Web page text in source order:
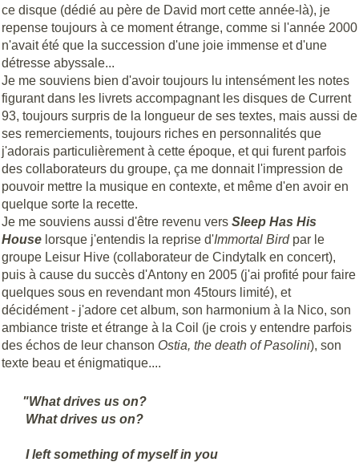
ce disque (dédié au père de David mort cette année-là), je
repense toujours à ce moment étrange, comme si l'année 2000
n'avait été que la succession d'une joie immense et d'une
détresse abyssale...
Je me souviens bien d'avoir toujours lu intensément les notes
figurant dans les livrets accompagnant les disques de Current
93, toujours surpris de la longueur de ses textes, mais aussi de
ses remerciements, toujours riches en personnalités que
j'adorais particulièrement à cette époque, et qui furent parfois
des collaborateurs du groupe, ça me donnait l'impression de
pouvoir mettre la musique en contexte, et même d'en avoir en
quelque sorte la recette.
Je me souviens aussi d'être revenu vers Sleep Has His
House lorsque j'entendis la reprise d'Immortal Birdpar le
groupe Leisur Hive (collaborateur de Cindytalk en concert),
puis à cause du succès d'Antony en 2005 (j'ai profité pour faire
quelques sous en revendant mon 45tours limité), et
décidément - j'adore cet album, son harmonium à la Nico, son
ambiance triste et étrange à la Coil (je crois y entendre parfois
des échos de leur chanson Ostia, the death of Pasolini), son
texte beau et énigmatique....
"What drives us on?
What drives us on?
I left something of myself in you